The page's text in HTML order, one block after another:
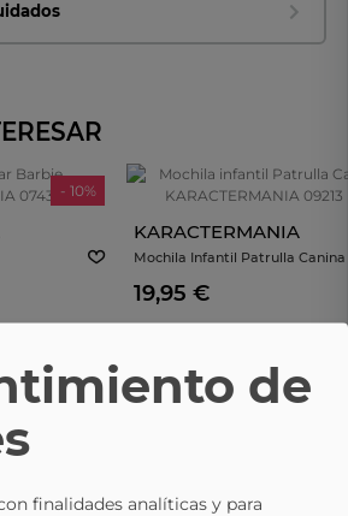
- 10%
KARACTERMANIA
Mochila Infantil Patrulla Canina
KARACTERMANIA 09213 Rosa
19,95 €
de
finalidades analíticas y para